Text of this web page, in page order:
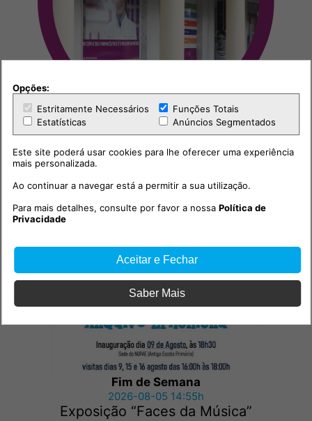
Outras notícias
Fim de Semana
2026-08-05 14:55h
Exposição “Faces da Música”
Opções:
Estritamente Necessários
Funções Totais
Estatísticas
Anúncios Segmentados
Este site poderá usar cookies para lhe oferecer uma experiência
mais personalizada.
Ao continuar a navegar está a permitir a sua utilização.
Para mais detalhes, consulte por favor a nossaPolítica de
Privacidade
Aceitar e Fechar
Saber Mais